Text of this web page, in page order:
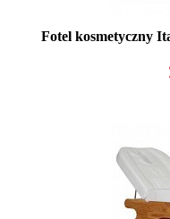
Fotel kosmetyczny